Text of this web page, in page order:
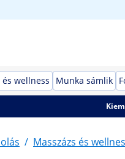
és wellness Munka sámlik
/ Masszázs és